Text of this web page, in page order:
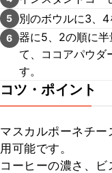
5 別のボウルに3、4
6 器に5、2の順に
て、ココアパウダ
す。
コツ・ポイント
マスカルポーネチ
用可能です。
コーヒーの濃さ、